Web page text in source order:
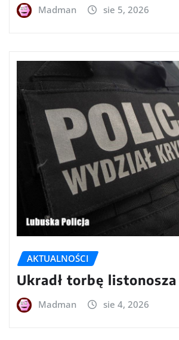
Madman sie 5, 2026
AKTUALNOŚCI
Ukradł torbę listonosza
Madman sie 4, 2026